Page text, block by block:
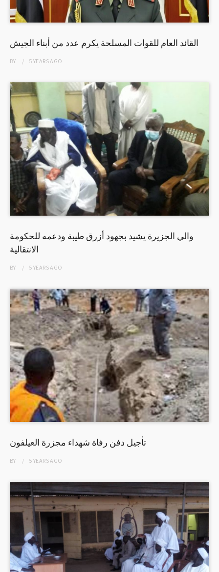
القائد العام للقوات المسلحة يكرم عدد من أبناء الجيش
BY 5 YEARSAGO
والي الجزيرة يشيد بجهود أزرق طيبة ودعمه للحكومة
الانتقالية
BY 5 YEARSAGO
تأجيل دفن رفاة شهداء مجزرة العيلفون
BY 5 YEARSAGO